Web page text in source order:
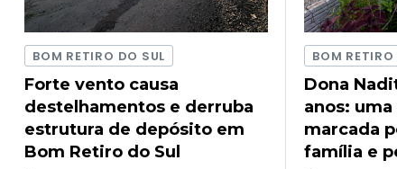
BOM RETIRO DO SUL
Forte vento causa
destelhamentos e derruba
estrutura de depósito em
Bom Retiro do Sul
BOM
Dona
anos:
marcada
família e